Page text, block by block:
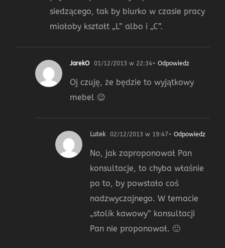
siedzącego, tak by biurko w czasie pracy
miałoby kształt „L” albo i „C”.
JarekO 01/12/2013 w 22:34- Odpowiedz
Oj czuję, że będzie to wyjątkowy
mebel 😉
Lutek 02/12/2013 w 19:47- Odpowiedz
No, jak zaproponował Pan
konsultacje, to chyba właśnie
po to, by powstało coś
nadzwyczajnego. W temacie
„stolik kawowy” konsultacji
Pan nie proponował. 🙂